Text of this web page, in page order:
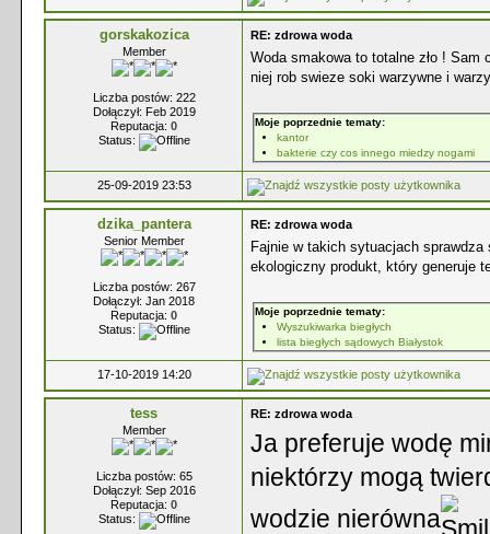
gorskakozica
Member
Liczba postów: 222
Dołączył: Feb 2019
Reputacja: 0
Status:
RE: zdrowa woda
Woda smakowa to totalne zło !
niej rob swieze soki warzywne i
Moje poprzednie tematy:
kantor
bakterie czy cos innego miedzy nogami
25-09-2019 23:53
dzika_pantera
Senior Member
Liczba postów: 267
Dołączył: Jan 2018
Reputacja: 0
Status:
RE: zdrowa woda
Fajnie w takich sytuacjach
ekologiczny produkt, który generuje
Moje poprzednie tematy:
Wyszukiwarka biegłych
lista biegłych sądowych Białystok
17-10-2019 14:20
tess
Member
Liczba postów: 65
Dołączył: Sep 2016
Reputacja: 0
Status:
RE: zdrowa woda
Ja preferuje wodę
niektórzy mogą
wodzie nierówna